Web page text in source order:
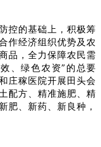
控的基础上，积极筹
作经济组织优势及农
品，全力保障农民需
、绿色农资”的总要
庄稼医院开展田头会
配方、精准施肥、精
肥、新药、新良种，